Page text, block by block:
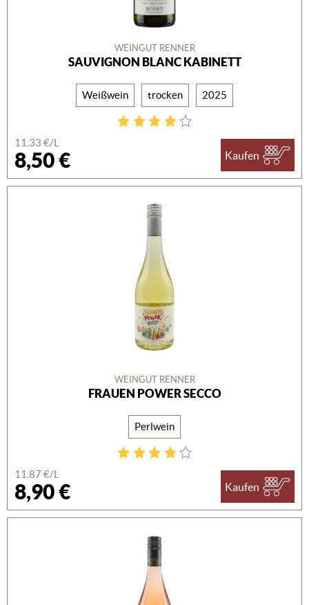
WEINGUT RENNER
SAUVIGNON BLANC KABINETT
Weißwein trocken 2025
11,33 €/L
8,50 € Kaufen
WEINGUT RENNER
FRAUEN POWER SECCO
Perlwein
11,87 €/L
8,90 € Kaufen